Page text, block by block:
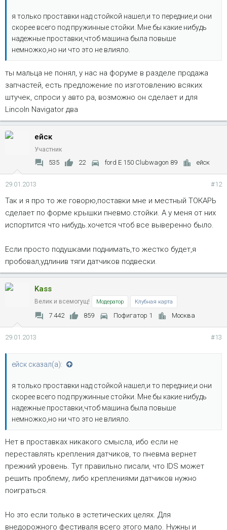
я только проставки над стойкой нашел,и то передние,и они
скорее всего под пружинные стойки. Мне бы какие нибудь
надежные проставки,чтоб машина была повыше
немножко,но ни что это не влияло.
ты мальца не понял, у нас на форуме в разделе продажа
запчастей, есть предложение по изготовлению всяких
штучек, спроси у авто ра, возможно он сделает и для
Lincoln Navigator два
ейск
Участник
535 22 ford E 150 Clubwagon 89 ейск
29.01.2013 #12
Так и я про то же говорю,поставки мне и местный ТОКАРЬ
сделает по форме крышки пневмо.стойки. А у меня от них
испортится что нибудь.хочется чтоб все выверенно было.
Если просто подушками поднимать,то жестко будет,я
пробовал,удлинив тяги датчиков подвески.
Kass
Велик и всемогущ! Модератор Клубная карта
7 442 859 Пофигатор 1 Москва
29.01.2013 #13
ейск сказал(а):
я только проставки над стойкой нашел,и то передние,и они
скорее всего под пружинные стойки. Мне бы какие нибудь
надежные проставки,чтоб машина была повыше
немножко,но ни что это не влияло.
Нет в проставках никакого смысла, ибо если не
переставлять крепления датчиков, то пневма вернет
прежний уровень. Тут правильно писали, что IDS может
решить проблему, либо креплениями датчиков нужно
поиграться.
Но это если только в эстетических целях. Для
внедорожного фестиваля всего этого мало. Нужны и